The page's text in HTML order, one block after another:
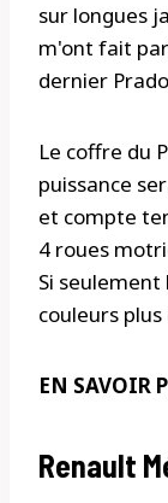
sur longues
m'ont fait
dernier
Le coffre du
puissance
et compte
4 roues
Si seulement
couleurs
EN SAVOIR
Renault